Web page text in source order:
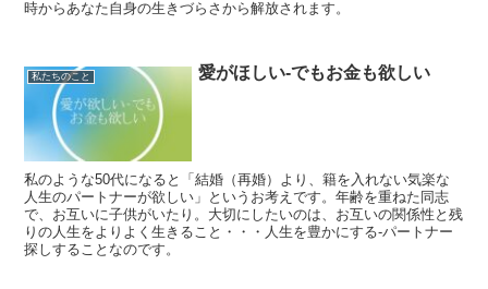
時からあなた自身の生きづらさから解放されます。
私たちのこと 愛がほしい-でもお金も欲しい
私のような50代になると「結婚（再婚）より、籍を入れない気楽な
人生のパートナーが欲しい」というお考えです。年齢を重ねた同志
で、お互いに子供がいたり。大切にしたいのは、お互いの関係性と残
りの人生をよりよく生きること・・・人生を豊かにする‐パートナー
探しすることなのです。